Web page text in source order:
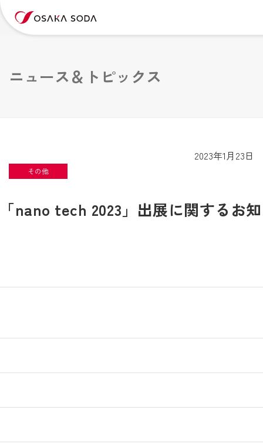
ニュース＆トピックス
2023年1月23日
その他
「nano tech 2023」出展に関するお